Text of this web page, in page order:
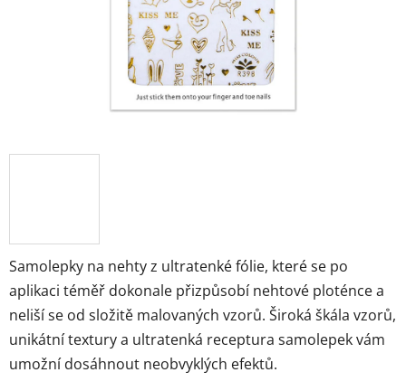
Samolepky na nehty z ultratenké fólie, které se po
aplikaci téměř dokonale přizpůsobí nehtové ploténce a
neliší se od složitě malovaných vzorů. Široká škála vzorů,
unikátní textury a ultratenká receptura samolepek vám
umožní dosáhnout neobvyklých efektů.